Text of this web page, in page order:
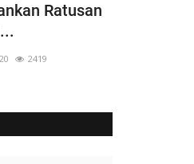
Ratusan
2419